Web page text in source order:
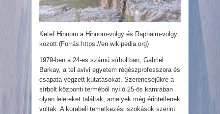
Ketef Hinnom a Hinnom-völgy és Raphaim-völgy
között (Forrás:https://en.wikipedia.org)
1979-ben a 24-es számú sírboltban, Gabriel
Barkay, a tel avivi egyetem régészprofesszora és
csapata végzett kutatásokat. Szerencséjükre a
sírbolt központi terméből nyíló 25-ös kamrában
olyan leleteket találtak, amelyek még érintetlenek
voltak. A korabeli temetkezési szokások szerint